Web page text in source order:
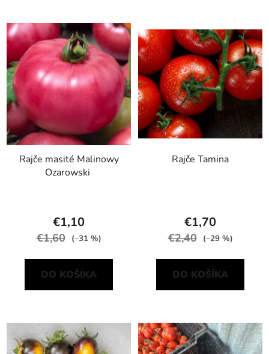
Rajče masité Malinowy
Ozarowski
€1,10
€1,60 (–31 %)
DO KOŠÍKA
Rajče Tamina
€1,70
€2,40 (–29 %)
DO KOŠÍKA